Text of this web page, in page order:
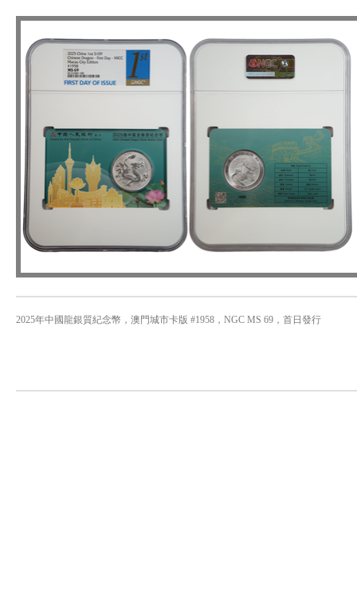
2025年中國龍銀質紀念幣，澳門城市卡版 #1958，NGC MS 69，首日發行